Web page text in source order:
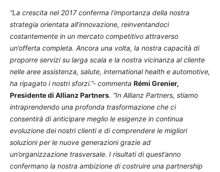
“La crescita nel 2017 conferma l’importanza della nostra
strategia orientata all’innovazione, reinventandoci
costantemente in un mercato competitivo attraverso
un’offerta completa. Ancora una volta, la nostra capacità di
proporre servizi su larga scala e la nostra vicinanza al cliente
nelle aree assistenza, salute, international health e automotive,
ha ripagato i nostri sforzi.”- commenta Rémi Grenier,
Presidente di Allianz Partners. “In Allianz Partners, stiamo
intraprendendo una profonda trasformazione che ci
consentirà di anticipare meglio le esigenze in continua
evoluzione dei nostri clienti e di comprendere le migliori
soluzioni per le nuove generazioni grazie ad
un’organizzazione trasversale. I risultati di quest’anno
confermano la nostra ambizione di costruire una partnership